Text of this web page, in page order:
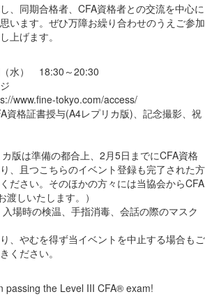
、同期合格者、CFA資格者との交流を中心に
います。ぜひ万障お繰り合わせのうえご参加
上げます。
水） 18:30～20:30
tokyo.com/access/
資格証書授与(A4レプリカ版)、記念撮影、祝
カ版は準備の都合上、2月5日までにCFA資格
、且つこちらのイベント登録も完了された方
ださい。そのほかの方々には当協会からCFA
しいたします。）
場時の検温、手指消毒、会話の際のマスク
、やむを得ず当イベントを中止する場合もご
ください。
passing the Level III CFA® exam!